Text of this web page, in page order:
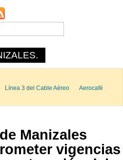
Línea 3 del Cable Aéreo
Aerocafé
Manizales
vigencias